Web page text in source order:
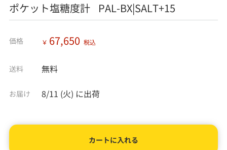
ポケット塩糖度計 PAL-BX|SALT+15
価格 ￥ 67,650 税込
送料 無料
お届け 8/11 (火) に出荷
カートに入れる